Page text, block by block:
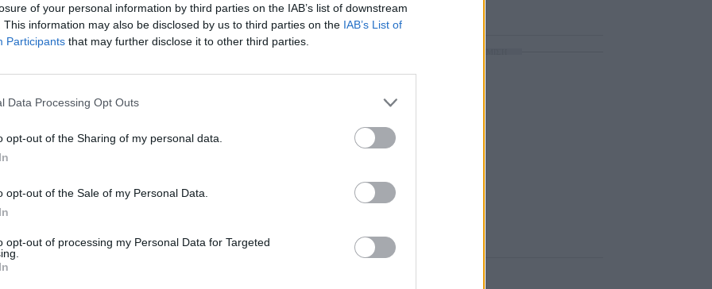
of your personal information by third parties on the IAB’s list of downstream
This information may also be disclosed by us to third parties on the IAB’s List of
Participants that may further disclose it to other third parties.
Data Processing Opt Outs
opt-out of the Sharing of my personal data.
opt-out of the Sale of my Personal Data.
opt-out of processing my Personal Data for Targeted
IRIS, στις άμεσες πληρωμές,
ενώ στο IRIS P2Pro (Person to Professionals
(ελεύθεροι επαγγελματίες, έμποροι